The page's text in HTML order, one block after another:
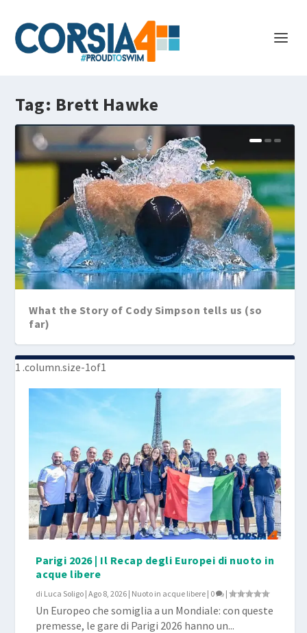
Tag: Brett Hawke
What the Story of Cody Simpson tells us (so
far)
Cosa ci dice (fin qui) la Storia di Cody Simpson
Chad Le Clos al microfono di Brett Hawke
Parigi 2026 | Il Recap degli Europei di nuoto in
acque libere
di Luca Soligo |Ago 8, 2026 | Nuoto in acque libere | 0 |
Un Europeo che somiglia a un Mondiale: con queste
premesse, le gare di Parigi 2026 hanno un...